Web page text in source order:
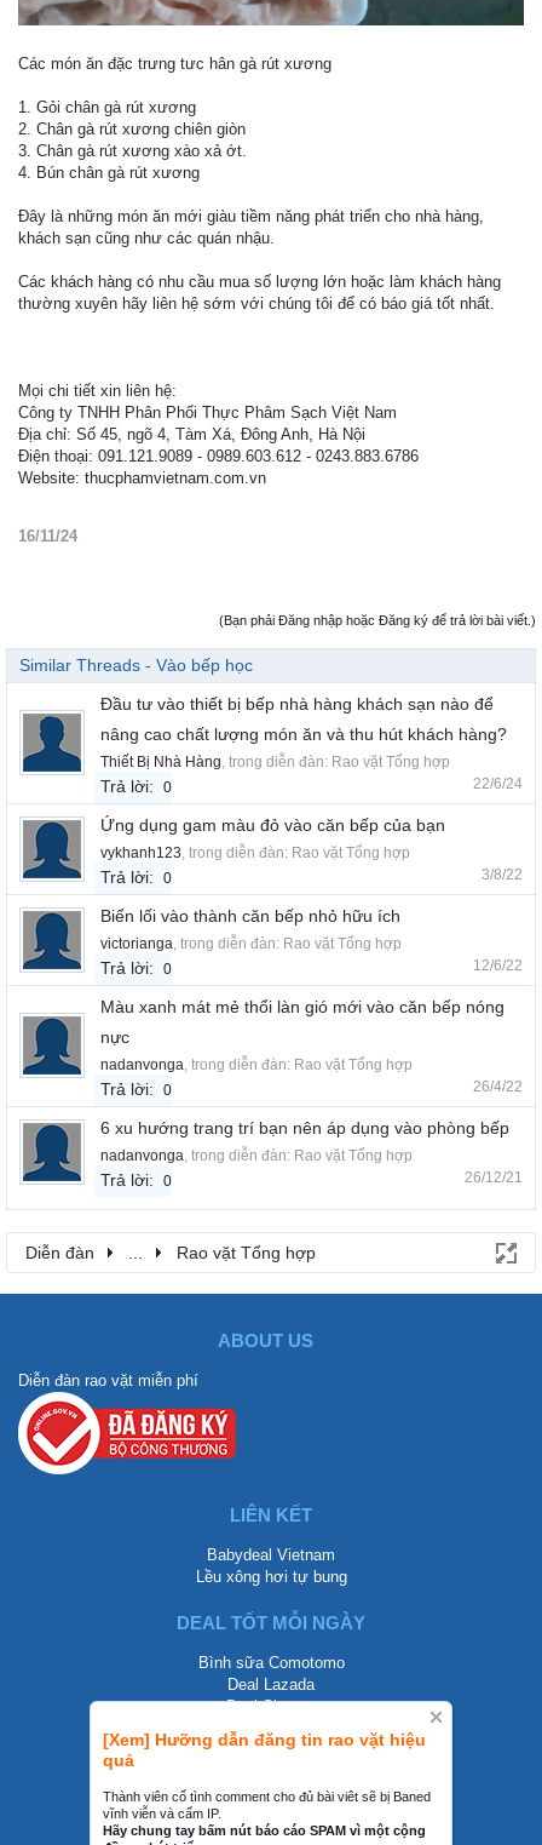
[Xem] Hưỡng dẫn đăng tin rao vặt hiệu
quả
Thành viên cố tình comment cho đủ bài viêt sẽ bị Baned
vĩnh viễn và cấm IP.
Hãy chung tay bấm nút báo cáo SPAM vì một cộng
Các món ăn đặc trưng tưc hân gà rút xương
1. Gỏi chân gà rút xương
2. Chân gà rút xương chiên giòn
3. Chân gà rút xương xào xả ớt.
4. Bún chân gà rút xương
Đây là những món ăn mới giàu tiềm năng phát triển cho nhà hàng,
khách sạn cũng như các quán nhậu.
Các khách hàng có nhu cầu mua số lượng lớn hoặc làm khách hàng
thường xuyên hãy liên hệ sớm với chúng tôi để có báo giá tốt nhất.
Mọi chi tiết xin liên hệ:
Công ty TNHH Phân Phối Thực Phâm Sạch Việt Nam
Địa chỉ: Số 45, ngõ 4, Tàm Xá, Đông Anh, Hà Nội
Điện thoại: 091.121.9089 - 0989.603.612 - 0243.883.6786
Website: thucphamvietnam.com.vn
16/11/24
(Bạn phải Đăng nhập hoặc Đăng ký để trả lời bài viết.)
Similar Threads - Vào bếp học
Đầu tư vào thiết bị bếp nhà hàng khách sạn nào để
nâng cao chất lượng món ăn và thu hút khách hàng?
Thiết Bị Nhà Hàng, trong diễn đàn: Rao vặt Tổng hợp
Trả lời: 0 22/6/24
Ứng dụng gam màu đỏ vào căn bếp của bạn
vykhanh123, trong diễn đàn: Rao vặt Tổng hợp
Trả lời: 0 3/8/22
Biến lối vào thành căn bếp nhỏ hữu ích
victorianga, trong diễn đàn: Rao vặt Tổng hợp
Trả lời: 0 12/6/22
Màu xanh mát mẻ thổi làn gió mới vào căn bếp nóng
nực
nadanvonga, trong diễn đàn: Rao vặt Tổng hợp
Trả lời: 0 26/4/22
6 xu hướng trang trí bạn nên áp dụng vào phòng bếp
nadanvonga, trong diễn đàn: Rao vặt Tổng hợp
Trả lời: 0 26/12/21
Diễn đàn ... Rao vặt Tổng hợp
ABOUT US
Diễn đàn rao vặt miễn phí
LIÊN KẾT
Babydeal Vietnam
Lều xông hơi tự bung
DEAL TỐT MỖI NGÀY
Bình sữa Comotomo
Deal Lazada
Deal Shopee
LIÊN HỆ
0858002468
contact@mraovat.vn